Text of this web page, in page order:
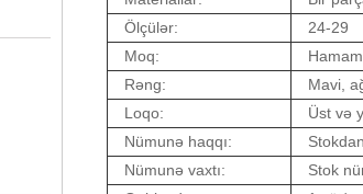
Ölçülər:
24-29
Moq:
Rəng:
Mavi,
Loqo:
Üst və
Nümunə haqqı:
Nümunə vaxtı:
Stok